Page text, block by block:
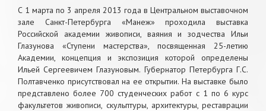
С 1 марта по 3 апреля 2013 года в Центральном выставочном
зале Санкт-Петербурга «Манеж» проходила выставка
Российской академии живописи, ваяния и зодчества Ильи
Глазунова «Ступени мастерства», посвященная 25-летию
Академии, концепция и экспозиция которой определены
Ильей Сергеевичем Глазуновым. Губернатор Петербурга Г.С.
Полтавченко присутствовал на ее открытии. На выставке было
представлено более 700 студенческих работ с 1 по 6 курс
факультетов живописи, скульптуры, архитектуры, реставрации